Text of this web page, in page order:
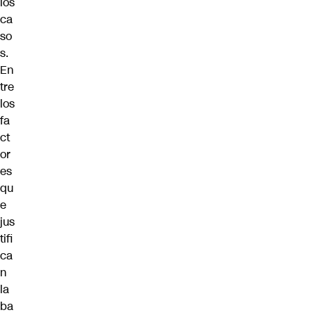
ca
so
s.
En
tre
los
fa
ct
or
es
qu
e
jus
tifi
ca
n
la
ba